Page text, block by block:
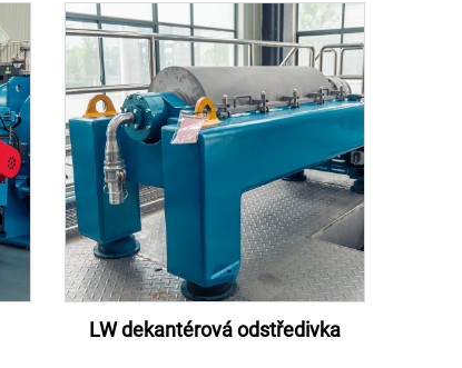
LW dekantérová odstředivka